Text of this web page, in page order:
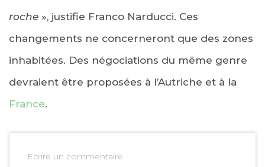
roche », justifie Franco Narducci. Ces
changements ne concerneront que des zones
inhabitées. Des négociations du même genre
devraient être proposées à l’Autriche et à la
France.
Ecrire un commentaire